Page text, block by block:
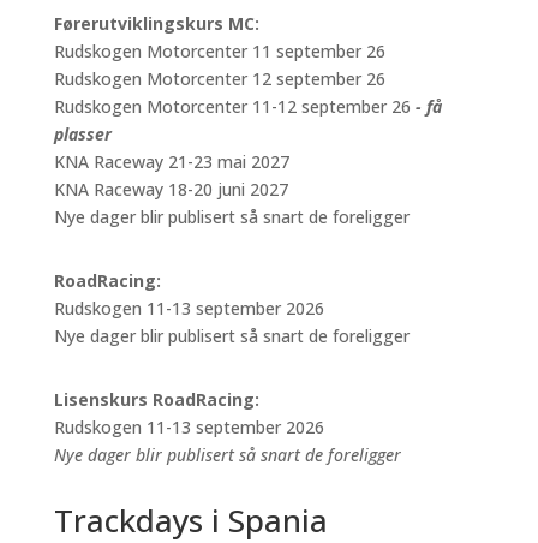
Førerutviklingskurs MC:
Rudskogen Motorcenter 11 september 26
Rudskogen Motorcenter 12 september 26
Rudskogen Motorcenter 11-12 september 26 - få
plasser
KNA Raceway 21-23 mai 2027
KNA Raceway 18-20 juni 2027
Nye dager blir publisert så snart de foreligger
RoadRacing:
Rudskogen 11-13 september 2026
Nye dager blir publisert så snart de foreligger
Lisenskurs RoadRacing:
Rudskogen 11-13 september 2026
Nye dager blir publisert så snart de foreligger
Trackdays i Spania